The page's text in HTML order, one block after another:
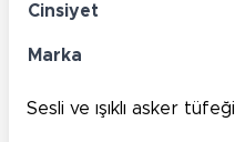
Cinsiyet
Marka
Sesli ve ışıklı asker